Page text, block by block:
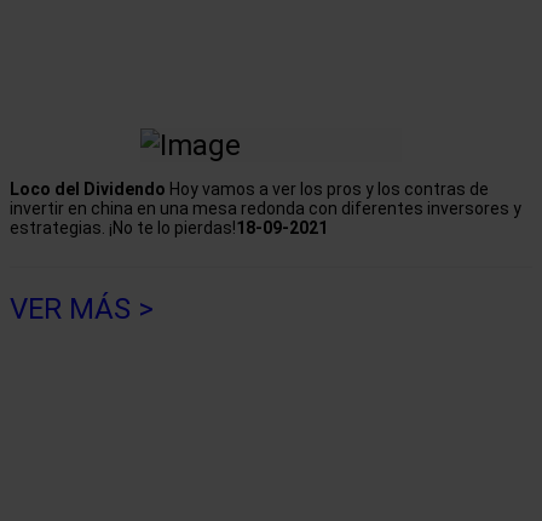
Loco del Dividendo Hoy vamos a ver los pros y los contras de
invertir en china en una mesa redonda con diferentes inversores y
estrategias. ¡No te lo pierdas!18-09-2021
VER MÁS >